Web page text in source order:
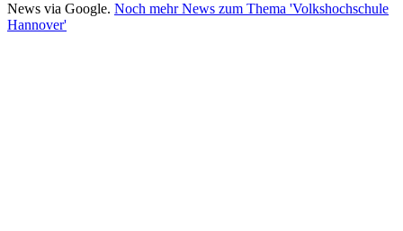
News via Google. Noch mehr News zum Thema 'Volkshochschule
Hannover'